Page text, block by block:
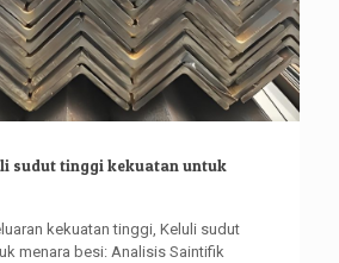
sudut tinggi kekuatan untuk
kekuatan tinggi, Keluli sudut
menara besi: Analisis Saintifik